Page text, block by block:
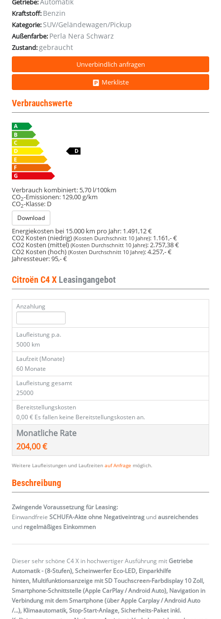
Temp
18Z
Temp
18Z
Temp
18Z
Getriebe:
Kraftstoff: Benzin
Kategorie: SUV/Geländewagen/Pickup
Außenfarbe: Perla Nera Schwarz
Zustand: gebraucht
Unverbindlich anfragen
Merkliste
Verbrauchswerte
Verbrauch kombiniert: 5,70 l/100km
CO2-Emissionen: 129,00 g/km
CO2-Klasse: D
Download
Energiekosten bei 15.000 km pro Jahr: 1.491,12 €
CO2 Kosten (niedrig) (Kosten Durchschnitt 10 Jahre): 1.161,- €
CO2 Kosten (mittel)(Kosten Durchschnitt 10 Jahre):2.757,38 €
CO2 Kosten (hoch) (Kosten Durchschnitt 10 Jahre):4.257,- €
Jahressteuer:95,- €
Citroën C4 X Leasingangebot
Anzahlung
Laufleistung p.a.
5000 km
Laufzeit (Monate)
60 Monate
Laufleistung gesamt
25000
Bereitstellungskosten
0,00 € Es fallen keine Bereitstellungskosten an.
Monatliche Rate
204,00 €
Weitere Laufleistungen und Laufzeiten auf Anfrage möglich.
Beschreibung
Zwingende Voraussetzung für Leasing:
Einwandfreie SCHUFA-Akte ohne Negativeintrag undausreichendes
und regelmäßiges Einkommen
Dieser sehr schöne C4 X in hochwertiger Ausführung mitGetriebe
Automatik - (8-Stufen), Scheinwerfer Eco-LED, Einparkhilfe
hinten, Multifunktionsanzeige mit SD Touchscreen-Farbdisplay 10 Zoll,
Smartphone-Schnittstelle (Apple CarPlay / Android Auto), Navigation in
Verbindung mit dem Smartphone (über Apple Carplay / Android Auto
/...), Klimaautomatik, Stop-Start-Anlage, Sicherheits-Paket inkl.